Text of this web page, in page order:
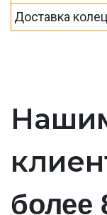
Доставка
более